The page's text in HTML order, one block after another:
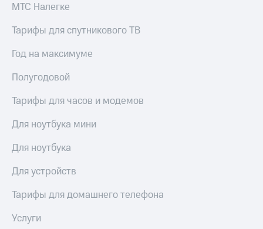
МТС Налегке
Тарифы для спутникового ТВ
Год на максимуме
Полугодовой
Тарифы для часов и модемов
Для ноутбука мини
Для ноутбука
Для устройств
Тарифы для домашнего телефона
Услуги